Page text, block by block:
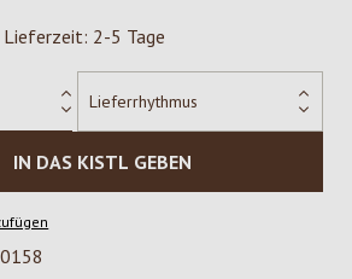
2-5 Tage
IN DAS KISTL GEBEN